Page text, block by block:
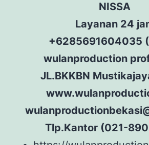
NISSA
Layanan 24
+6285691604035
wulanproduction
JL.BKKBN
Tlp.Kantor (021-